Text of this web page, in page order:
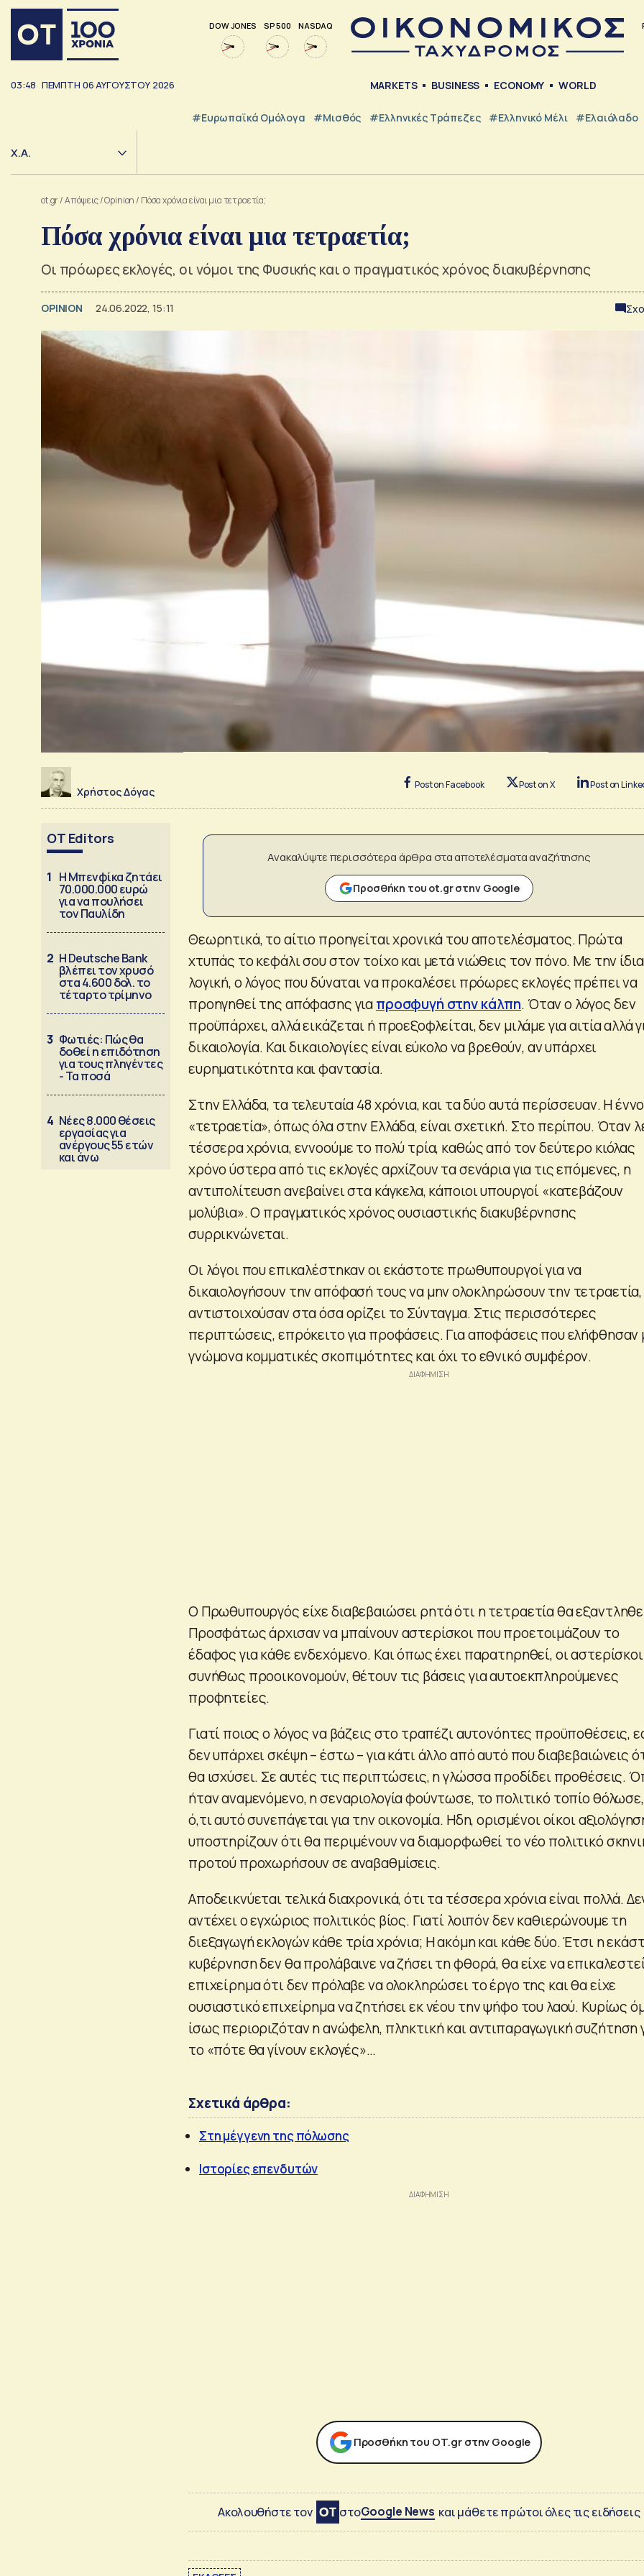
DOW JONES SP 500 NASDAQ
03:48 ΠΕΜΠΤΗ 06ΑΥΓΟΥΣΤΟΥ 2026 MARKETS BUSINESS ECONOMY WORLD
#Ευρωπαϊκά Ομόλογα #Μισθός #ελληνικές Τράπεζες #Ελληνικό Μέλι #Ελαιόλαδο
Χ.Α.
ot.gr/Απόψεις/Opinion / Πόσα χρόνια είναι μια τετραετία;
Πόσα χρόνια είναι μια τετραετία;
Οι πρόωρες εκλογές, οι νόμοι της Φυσικής και ο πραγματικός χρόνος διακυβέρνησης
OPINION 24.06.2022, 15:11
Χρήστος Δόγας
Post on Facebook Post on X Post on
OT Editors
1 Η Μπενφίκα ζητάει
70.000.000 ευρώ
για να πουλήσει
τον Παυλίδη
2 Η Deutsche Bank
βλέπει τον χρυσό
στα 4.600 δολ. το
τέταρτο τρίμηνο
3 Φωτιές: Πώς θα
δοθεί η επιδότηση
για τους πληγέντες
- Τα ποσά
4 Νέες 8.000 θέσεις
εργασίας για
ανέργους 55 ετών
και άνω
Ανακαλύψτε περισσότερα άρθρα στα αποτελέσματα αναζήτησης
Προσθήκη του ot.gr στην Google
Θεωρητικά, το αίτιο προηγείται χρονικά του αποτελέσματος. Πρώτα
χτυπάς το κεφάλι σου στον τοίχο και μετά νιώθεις τον πόνο. Με την ίδια
λογική, ο λόγος που δύναται να προκαλέσει πρόωρες εκλογές πρέπει να
προηγηθεί της απόφασης γιαπροσφυγή στην κάλπη. Όταν ο λόγος δεν
προϋπάρχει, αλλά εικάζεται ή προεξοφλείται, δεν μιλάμε για αιτία αλλά
δικαιολογία. Και δικαιολογίες είναι εύκολο να βρεθούν, αν υπάρχει
ευρηματικότητα και φαντασία.
Στην Ελλάδα, τα τελευταία 48 χρόνια, και τα δύο αυτά περίσσευαν. Η
«τετραετία», όπως όλα στην Ελλάδα, είναι σχετική. Στο περίπου. Όταν
τέσσερα χρόνια, εννοούμε το πολύ τρία, καθώς από τον δεύτερο κιόλας
χρόνο ύστερα από τις εκλογές αρχίζουν τα σενάρια για τις επόμενες, η
αντιπολίτευση ανεβαίνει στα κάγκελα, κάποιοι υπουργοί «κατεβάζουν
μολύβια». Ο πραγματικός χρόνος ουσιαστικής διακυβέρνησης
συρρικνώνεται.
Οι λόγοι που επικαλέστηκαν οι εκάστοτε πρωθυπουργοί για να
δικαιολογήσουν την απόφασή τους να μην ολοκληρώσουν την
αντιστοιχούσαν στα όσα ορίζει το Σύνταγμα. Στις περισσότερες
περιπτώσεις, επρόκειτο για προφάσεις. Για αποφάσεις που ελήφθησαν
γνώμονα κομματικές σκοπιμότητες και όχι το εθνικό συμφέρον.
Ο Πρωθυπουργός είχε διαβεβαιώσει ρητά ότι η τετραετία θα
Προσφάτως άρχισαν να μπαίνουν αστερίσκοι που προετοιμάζουν το
έδαφος για κάθε ενδεχόμενο. Και όπως έχει παρατηρηθεί, οι αστερίσκοι
συνήθως προοικονομούν, θέτουν τις βάσεις για αυτοεκπληρούμενες
προφητείες.
Γιατί ποιος ο λόγος να βάζεις στο τραπέζι αυτονόητες προϋποθέσεις,
δεν υπάρχει σκέψη – έστω – για κάτι άλλο από αυτό που διαβεβαιώνεις
θα ισχύσει. Σε αυτές τις περιπτώσεις, η γλώσσα προδίδει προθέσεις.
ήταν αναμενόμενο, η σεναριολογία φούντωσε, το πολιτικό τοπίο
ό,τι αυτό συνεπάγεται για την οικονομία. Ηδη, ορισμένοι οίκοι
υποστηρίζουν ότι θα περιμένουν να διαμορφωθεί το νέο πολιτικό
προτού προχωρήσουν σε αναβαθμίσεις.
Αποδεικνύεται τελικά διαχρονικά, ότι τα τέσσερα χρόνια είναι πολλά.
αντέχει ο εγχώριος πολιτικός βίος. Γιατί λοιπόν δεν καθιερώνουμε τη
διεξαγωγή εκλογών κάθε τρία χρόνια; Η ακόμη και κάθε δύο. Έτσι η
κυβέρνηση δεν θα προλάβαινε να ζήσει τη φθορά, θα είχε να
επιχείρημα ότι δεν πρόλαβε να ολοκληρώσει το έργο της και θα είχε
ουσιαστικό επιχείρημα να ζητήσει εκ νέου την ψήφο του λαού. Κυρίως
ίσως περιοριζόταν η ανώφελη, πληκτική και αντιπαραγωγική συζήτηση
το «πότε θα γίνουν εκλογές»…
Σχετικά άρθρα:
Στη μέγγενη της πόλωσης
Ιστορίες επενδυτών
Προσθήκη του ΟΤ.gr στην Google
Ακολουθήστε τον στοGoogle News και μάθετε πρώτοι όλες τις ειδήσεις